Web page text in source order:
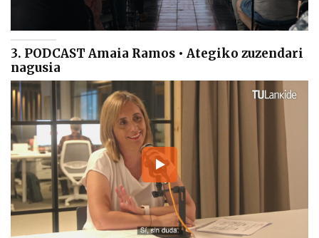
3. PODCAST Amaia Ramos • Ategiko zuzendari
nagusia